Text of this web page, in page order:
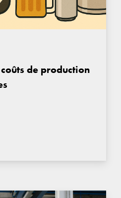
de production